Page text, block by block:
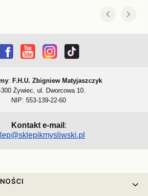
: F.H.U. Zbigniew Matyjaszczyk
Żywiec, ul. Dworcowa 10.
NIP: 553-139-22-60
Kontakt e-mail :